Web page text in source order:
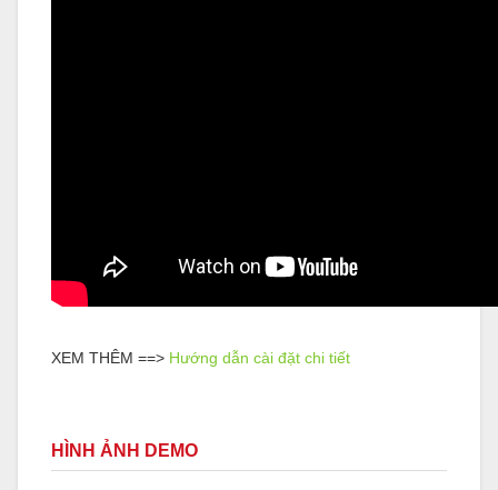
XEM THÊM ==> Hướng dẫn cài đặt chi tiết
HÌNH ẢNH DEMO